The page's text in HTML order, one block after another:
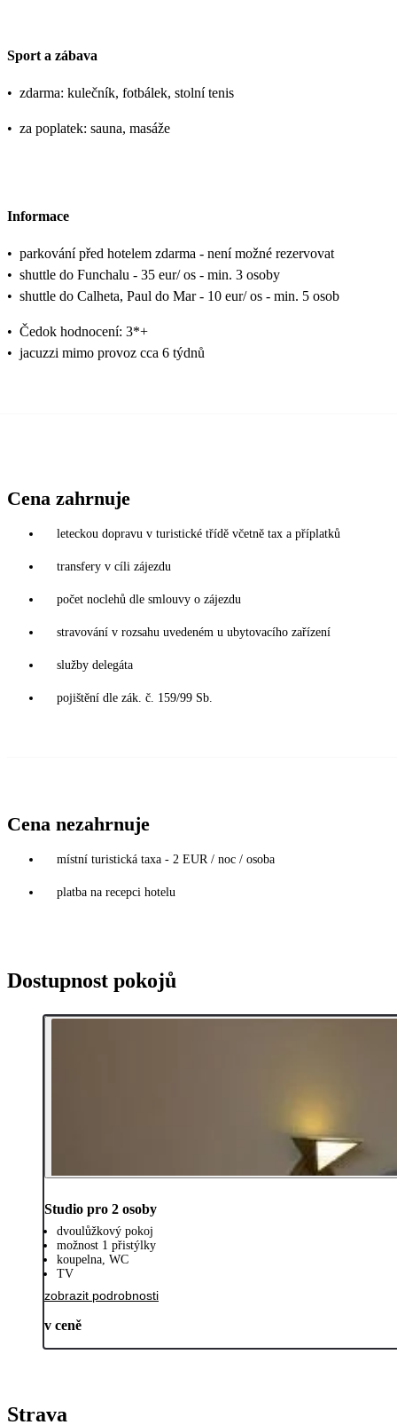
Sport a zábava
• zdarma: kulečník, fotbálek, stolní tenis
• za poplatek: sauna, masáže
Informace
• parkování před hotelem zdarma - není možné rezervovat
• shuttle do Funchalu - 35 eur/ os - min. 3 osoby
• shuttle do Calheta, Paul do Mar - 10 eur/ os - min. 5 osob
• Čedok hodnocení: 3*+
• jacuzzi mimo provoz cca 6 týdnů
Cena zahrnuje
leteckou dopravu v turistické třídě včetně tax a příplatků
transfery v cíli zájezdu
počet noclehů dle smlouvy o zájezdu
stravování v rozsahu uvedeném u ubytovacího zařízení
služby delegáta
pojištění dle zák. č. 159/99 Sb.
Cena nezahrnuje
místní turistická taxa - 2 EUR / noc / osoba
platba na recepci hotelu
Dostupnost pokojů
Studio pro 2 osoby
dvoulůžkový pokoj
možnost 1 přistýlky
koupelna, WC
TV
zobrazit podrobnosti
v ceně
Strava